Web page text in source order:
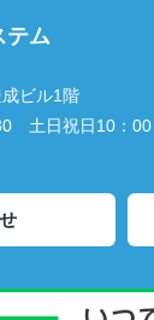
テム
ビル1階
土日祝日10：00